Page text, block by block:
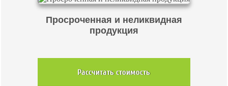
Просроченная и неликвидная
продукция
Рассчитать стоимость